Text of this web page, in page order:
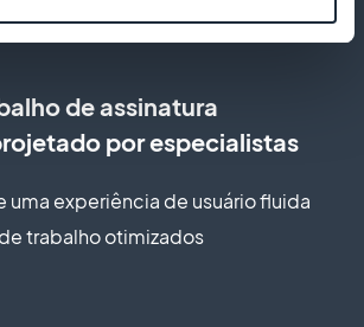
de assinatura
por especialistas
experiência de usuário fluida
trabalho otimizados